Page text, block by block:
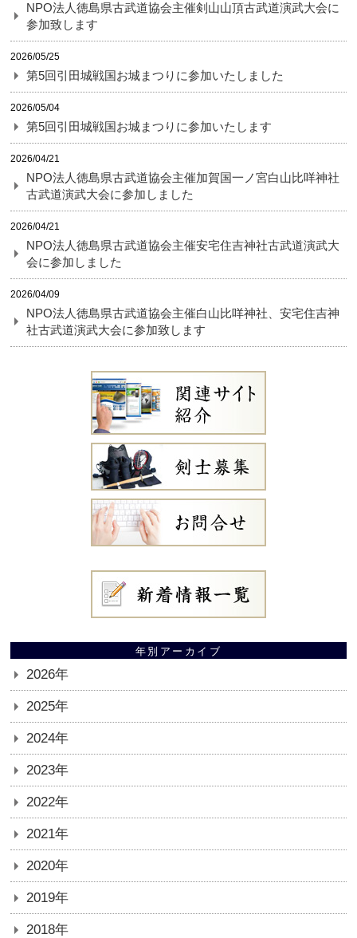
NPO法人徳島県古武道協会主催剣山山頂古武道演武大会に
参加致します
2026/05/25
第5回引田城戦国お城まつりに参加いたしました
2026/05/04
第5回引田城戦国お城まつりに参加いたします
2026/04/21
NPO法人徳島県古武道協会主催加賀国一ノ宮白山比咩神社
古武道演武大会に参加しました
2026/04/21
NPO法人徳島県古武道協会主催安宅住吉神社古武道演武大
会に参加しました
2026/04/09
NPO法人徳島県古武道協会主催白山比咩神社、安宅住吉神
社古武道演武大会に参加致します
年別アーカイブ
2026年
2025年
2024年
2023年
2022年
2021年
2020年
2019年
2018年